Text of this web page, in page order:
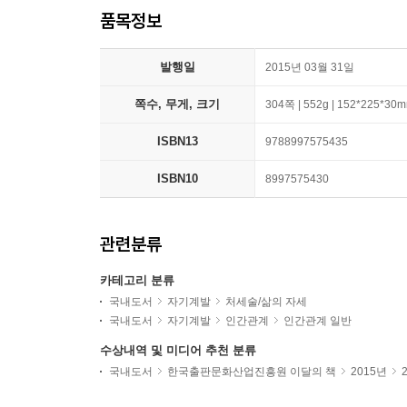
품목정보
발행일 2015년 03월 31일
쪽수, 무게, 크기 304쪽 | 552g |
ISBN13 9788997575435
ISBN10 8997575430
관련분류
카테고리 분류
국내도서 자기계발
처세술/삶의 자세
국내도서
자기계발 인간관계 인간관계 일반
수상내역 및 미디어 추천 분류
국내도서 한국출판문화산업진흥원 이달의 책 2015년